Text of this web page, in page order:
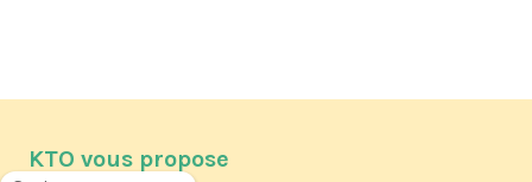
KTO vous propose